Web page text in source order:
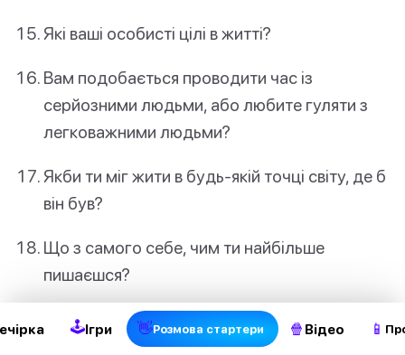
Які ваші особисті цілі в житті?
Вам подобається проводити час із
серйозними людьми, або любите гуляти з
легковажними людьми?
Якби ти міг жити в будь-якій точці світу, де б
він був?
Що з самого себе, чим ти найбільше
пишаєшся?
Що єдине, що зводить вас з розуму з
приводу інших людей?
🕹Ігри 👋Pозмова стартери 🍿 Відео 📱